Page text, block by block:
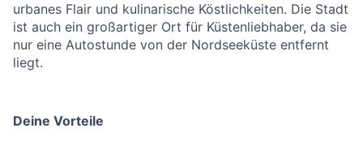
urbanes Flair und kulinarische Köstlichkeiten. Die Stadt
ist auch ein großartiger Ort für Küstenliebhaber, da sie
nur eine Autostunde von der Nordseeküste entfernt
liegt.
Deine Vorteile